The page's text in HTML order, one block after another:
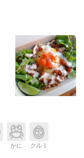
かに クルミ